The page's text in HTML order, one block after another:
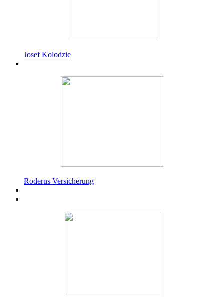
Josef Kolodzie
Roderus Versicherung